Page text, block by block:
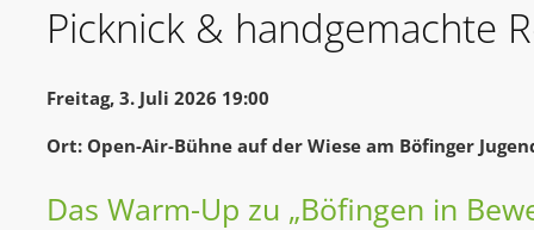
Picknick & handgemachte
Freitag, 3. Juli 2026 19:00
Ort: Open-Air-Bühne auf der Wiese am Böfinger
Das Warm-Up zu „Böfingen in